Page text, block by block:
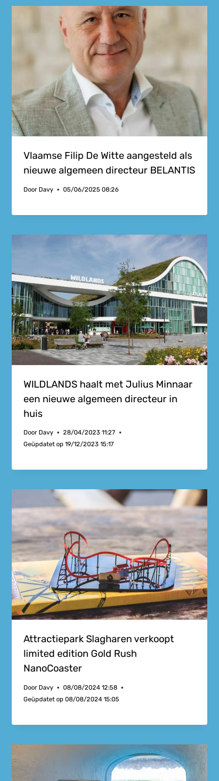
Vlaamse Filip De Witte aangesteld als
nieuwe algemeen directeur BELANTIS
Door Davy 05/06/2025 08:26
WILDLANDS haalt met Julius Minnaar
een nieuwe algemeen directeur in
huis
Door Davy
28/04/2023 11:27
Geüpdatet op 19/12/2023 15:17
Attractiepark Slagharen verkoopt
limited edition Gold Rush
NanoCoaster
Door Davy
08/08/2024 12:58
Geüpdatet op 08/08/2024 15:05